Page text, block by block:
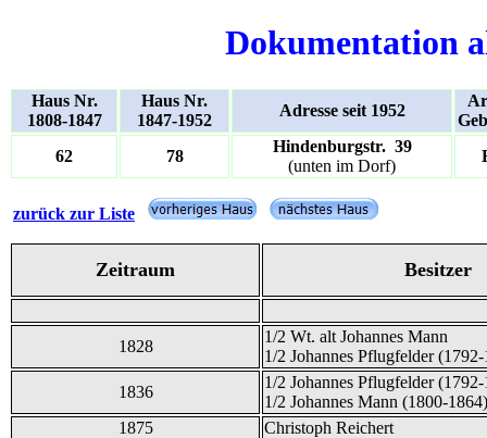
Dokumentation
Haus Nr.
1808-1847
Haus Nr.
1847-1952
Adresse seit 1952
62
78
Hindenburgstr. 39
(unten im Dorf)
zurück zur Liste
Zeitraum Besitzer
1828
1/2 Wt. alt Johannes Mann
1/2 Johannes Pflugfelder
1836
1/2 Johannes Pflugfelder
1/2 Johannes Mann (1800-
1875
Christoph Reichert